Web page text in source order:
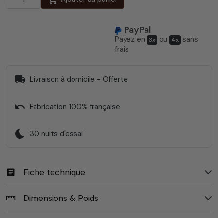
PayPal
Payez en 3x ou 4x sans
frais
local_shipping Livraison à domicile - Offerte
undo Fabrication 100% française
bedtime 30 nuits d'essai
article Fiche technique
straighten Dimensions & Poids